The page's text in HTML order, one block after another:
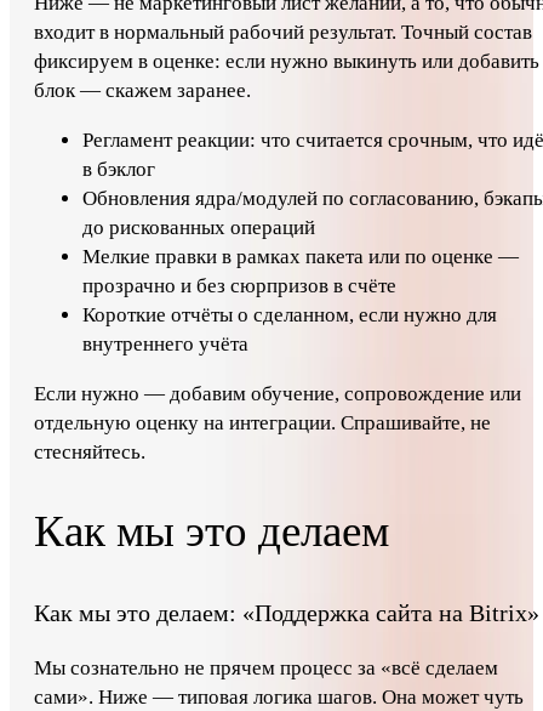
входит в нормальный рабочий результат. Точный состав
фиксируем в оценке: если нужно выкинуть или добавить
блок — скажем заранее.
Регламент реакции: что считается срочным, что
в бэклог
Обновления ядра/модулей по согласованию,
до рискованных операций
Мелкие правки в рамках пакета или по оценке —
прозрачно и без сюрпризов в счёте
Короткие отчёты о сделанном, если нужно для
внутреннего учёта
Если нужно — добавим обучение, сопровождение или
отдельную оценку на интеграции. Спрашивайте, не
стесняйтесь.
Как мы это делаем
Как мы это делаем: «Поддержка сайта на Bitrix»
Мы сознательно не прячем процесс за «всё сделаем
сами». Ниже — типовая логика шагов. Она может чуть